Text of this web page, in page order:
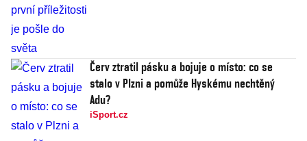
Červ ztratil pásku a bojuje o místo: co se
stalo v Plzni a pomůže Hyskému nechtěný
Adu?
iSport.cz